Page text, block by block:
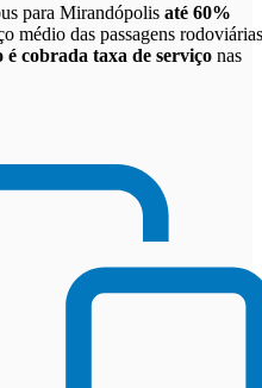
para Mirandópolis até 60%
médio das passagens
é cobrada taxa de serviço nas